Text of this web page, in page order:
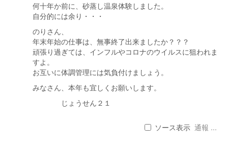
何十年か前に、砂蒸し温泉体験しました。
自分的には余り・・・
のりさん、
年末年始の仕事は、無事終了出来ましたか？？？
頑張り過ぎては、インフルやコロナのウイルスに狙われま
すよ。
お互いに体調管理には気負付けましょう。
みなさん、本年も宜しくお願いします。
じょうせん２１
ソース表示 通報 ...